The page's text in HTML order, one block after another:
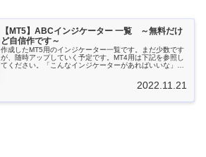
【MT5】ABCインジケーター 一覧 ～無料だけ
ど自信作です～
作成したMT5用のインジケーター一覧です。まだ少数です
が、随時アップしていく予定です。MT4用は下記を参照し
てください。「こんなインジケーターがあればいいな」と
2022.11.21